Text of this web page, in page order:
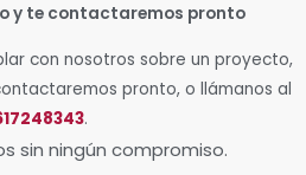
y te contactaremos pronto
con nosotros sobre un proyecto,
pronto, o llámanos al
.
sin ningún compromiso.